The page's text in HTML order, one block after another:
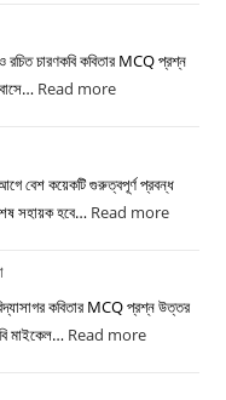
|
দ্বাদশ
রচিত চারণকবি কবিতার MCQ প্রশ্ন
Read more:
MCQ
|
বাংলা
বেশ কয়েকটি গুরুত্বপূর্ণ প্রবন্ধ
সহায়ক হবে… Read more:
দিবস
কবিতার MCQ প্রশ্ন উত্তর
মাইকেল… Read more: